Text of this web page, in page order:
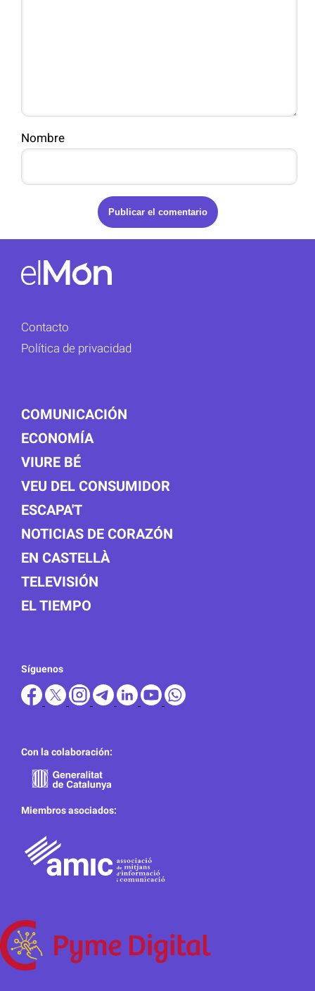
Nombre
Contacto
Política de privacidad
COMUNICACIÓN
ECONOMÍA
VIURE BÉ
VEU DEL CONSUMIDOR
ESCAPA'T
NOTICIAS DE CORAZÓN
EN CASTELLÀ
TELEVISIÓN
EL TIEMPO
Síguenos
Con la colaboración:
Miembros asociados: